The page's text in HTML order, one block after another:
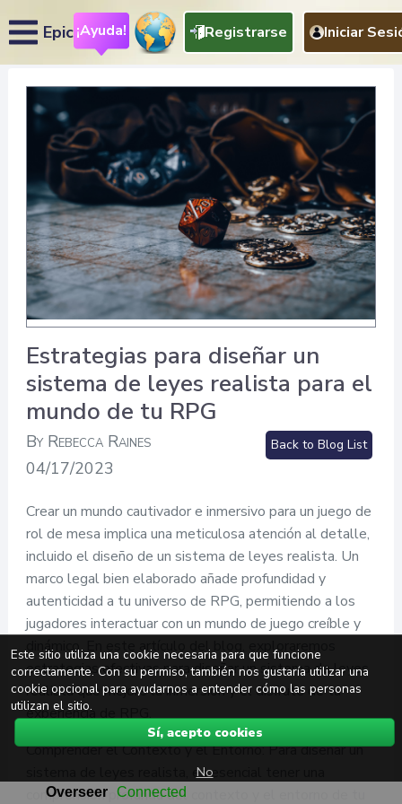
Epic¡Ayuda! Registrarse Iniciar
Estrategias para diseñar un
sistema de leyes realista para el
mundo de tu RPG
By Rebecca Raines
04/17/2023
Back to Blog List
Crear un mundo cautivador e inmersivo para un juego de
rol de mesa implica una meticulosa atención al detalle,
incluido el diseño de un sistema de leyes realista. Un
marco legal bien elaborado añade profundidad y
autenticidad a tu universo de RPG, permitiendo a los
jugadores interactuar con un mundo de juego creíble y
dinámico. En este artículo del blog, exploraremos
estrategias efectivas para diseñar un sistema de leyes
realista que mejore la inmersión y el disfrute de tu
experiencia de RPG.
Comprender el Contexto y el Entorno: Para diseñar un
sistema de leyes realista, es esencial tener una
comprensión profunda del contexto y el entorno de tu
Este sitio utiliza una cookie necesaria para que funcione
correctamente. Con su permiso, también nos gustaría utilizar una
cookie opcional para ayudarnos a entender cómo las personas
utilizan el sitio.
Sí, acepto cookies
No